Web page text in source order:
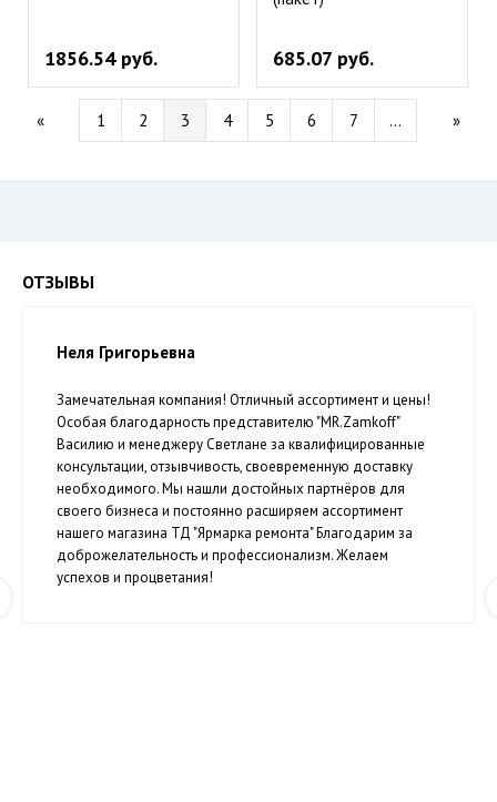
1856.54 руб. 685.07 руб.
« 1 2 3 4 5 6 7 … »
ОТЗЫВЫ
Неля Григорьевна
Замечательная компания! Отличный ассортимент и цены!
Особая благодарность представителю "MR.Zamkoff"
Василию и менеджеру Светлане за квалифицированные
консультации, отзывчивость, своевременную доставку
необходимого. Мы нашли достойных партнёров для
своего бизнеса и постоянно расширяем ассортимент
нашего магазина ТД "Ярмарка ремонта" Благодарим за
доброжелательность и профессионализм. Желаем
успехов и процветания!